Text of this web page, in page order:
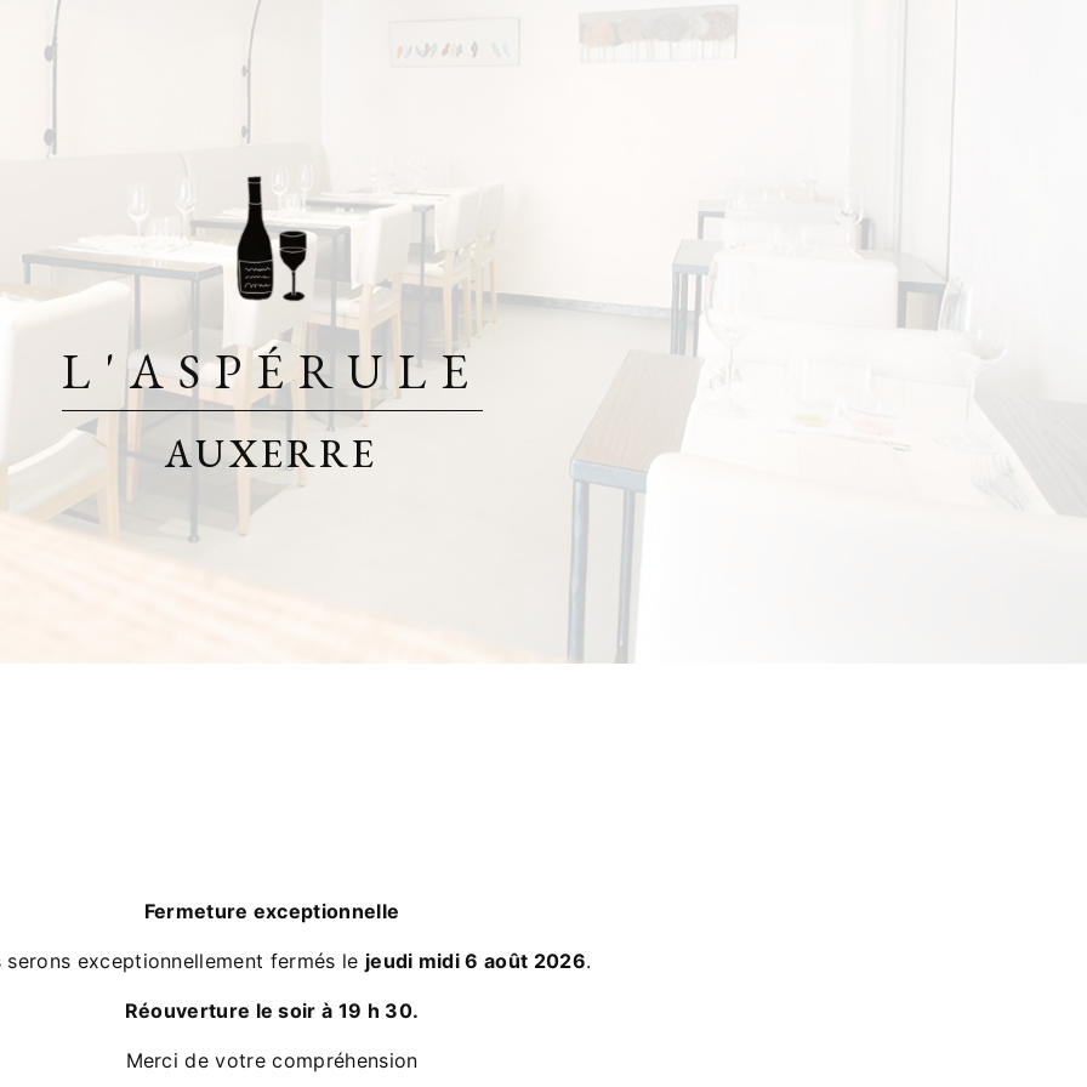
L'ASPÉRULE
AUXERRE
Fermeture exceptionnelle
serons exceptionnellement fermés le jeudi midi 6 août 2026.
Réouverture le soir à 19 h 30.
Merci de votre compréhension